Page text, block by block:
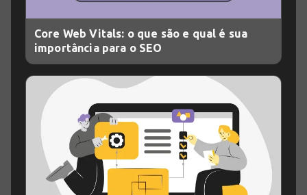
Core Web Vitals: o que são e qual é sua
importância para o SEO